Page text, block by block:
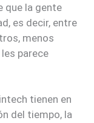
que la gente
es decir, entre
menos
parece
tienen en
del tiempo, la